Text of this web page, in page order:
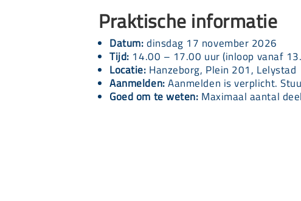
Praktische informatie
Datum:dinsdag 17 november 2026
Tijd: 14.00 – 17.00 uur (inloop vanaf
Locatie: Hanzeborg, Plein 201, Lelystad
Aanmelden:Aanmelden is verplicht.
Goed om te weten: Maximaal aantal